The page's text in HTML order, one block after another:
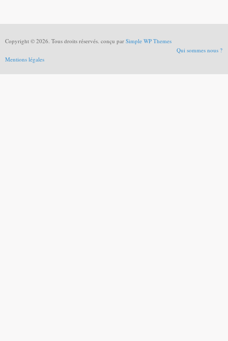
Copyright © 2026. Tous droits réservés. conçu par Simple WP Themes
Qui sommes nous ?
Mentions légales